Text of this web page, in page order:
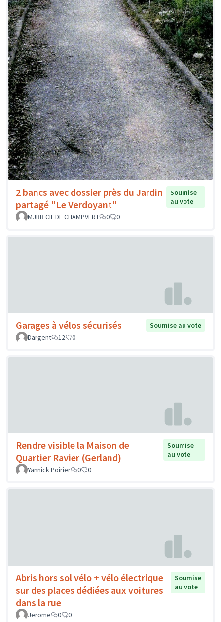
2 bancs avec dossier près du Jardin
partagé "Le Verdoyant"
Soumise
au vote
MJBB CIL DE CHAMPVERT
0 0
Garages à vélos sécurisés
Soumise au vote
Dargent
12 0
Rendre visible la Maison de
Quartier Ravier (Gerland)
Soumise
au vote
Yannick Poirier
0 0
Abris hors sol vélo + vélo électrique
sur des places dédiées aux voitures
dans la rue
Soumise
au vote
Jerome 0 0